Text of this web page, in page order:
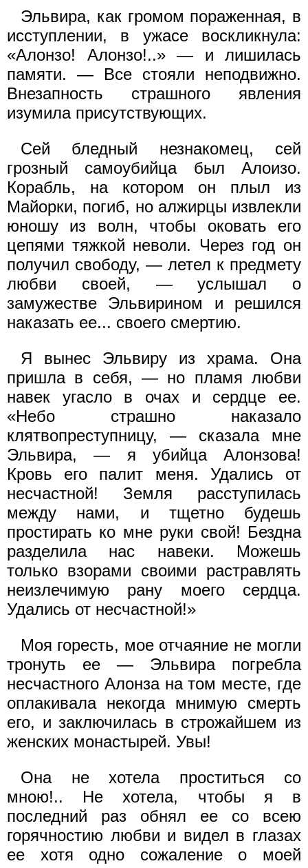
Эльвира, как громом пораженная, в
исступлении, в ужасе воскликнула:
«Алонзо! Алонзо!..» — и лишилась
памяти. — Все стояли неподвижно.
Внезапность страшного явления
изумила присутствующих.
Сей бледный незнакомец, сей
грозный самоубийца был Алоизо.
Корабль, на котором он плыл из
Майорки, погиб, но алжирцы извлекли
юношу из волн, чтобы оковать его
цепями тяжкой неволи. Через год он
получил свободу, — летел к предмету
любви своей, — услышал о
замужестве Эльвирином и решился
наказать ее... своего смертию.
Я вынес Эльвиру из храма. Она
пришла в себя, — но пламя любви
навек угасло в очах и сердце ее.
«Небо страшно наказало
клятвопреступницу, — сказала мне
Эльвира, — я убийца Алонзова!
Кровь его палит меня. Удались от
несчастной! Земля расступилась
между нами, и тщетно будешь
простирать ко мне руки свой! Бездна
разделила нас навеки. Можешь
только взорами своими растравлять
неизлечимую рану моего сердца.
Удались от несчастной!»
Моя горесть, мое отчаяние не могли
тронуть ее — Эльвира погребла
несчастного Алонза на том месте, где
оплакивала некогда мнимую смерть
его, и заключилась в строжайшем из
женских монастырей. Увы!
Она не хотела проститься со
мною!.. Не хотела, чтобы я в
последний раз обнял ее со всею
горячностию любви и видел в глазах
ее хотя одно сожаление о моей